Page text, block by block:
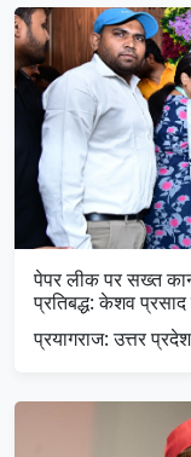
पेपर लीक पर सख्त
प्रतिबद्ध: केशव प्रसाद
प्रयागराज: उत्तर